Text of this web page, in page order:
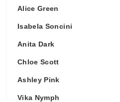
Alice Green
Isabela Soncini
Anita Dark
Chloe Scott
Ashley Pink
Vika Nymph